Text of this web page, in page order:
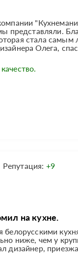
представляли.
стала
Олега,
Репутация: +9
на кухне.
ниже, чем у
дизайнер,